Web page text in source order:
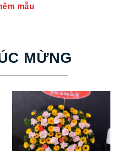
mẫu
MỪNG